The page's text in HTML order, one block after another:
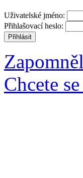
Uživatelské jméno:
Přihlašovací heslo:
Chcete